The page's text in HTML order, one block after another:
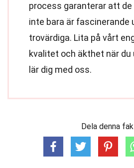
process garanterar att
inte bara är fascinerande
trovärdiga. Lita på vårt
kvalitet och äkthet när
lär dig med oss.
Dela denna